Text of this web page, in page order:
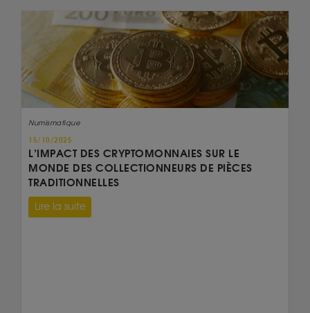
Numismatique
15/10/2025
L’IMPACT DES CRYPTOMONNAIES SUR LE
MONDE DES COLLECTIONNEURS DE PIÈCES
TRADITIONNELLES
Lire la suite